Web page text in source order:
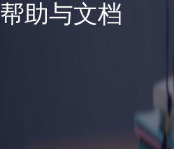
帮助与文档